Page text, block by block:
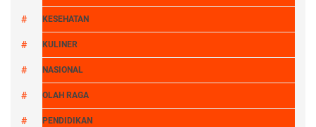
KESEHATAN
KULINER
NASIONAL
OLAH RAGA
PENDIDIKAN